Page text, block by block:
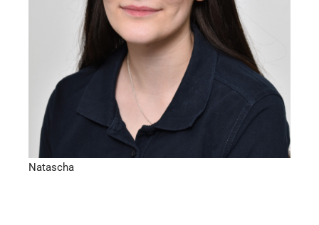
Zahnmedizinische Fachangestellte
Natascha